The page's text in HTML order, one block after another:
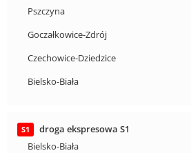
Pszczyna
Goczałkowice-Zdrój
Czechowice-Dziedzice
Bielsko-Biała
S1
droga ekspresowa S1
Bielsko-Biała